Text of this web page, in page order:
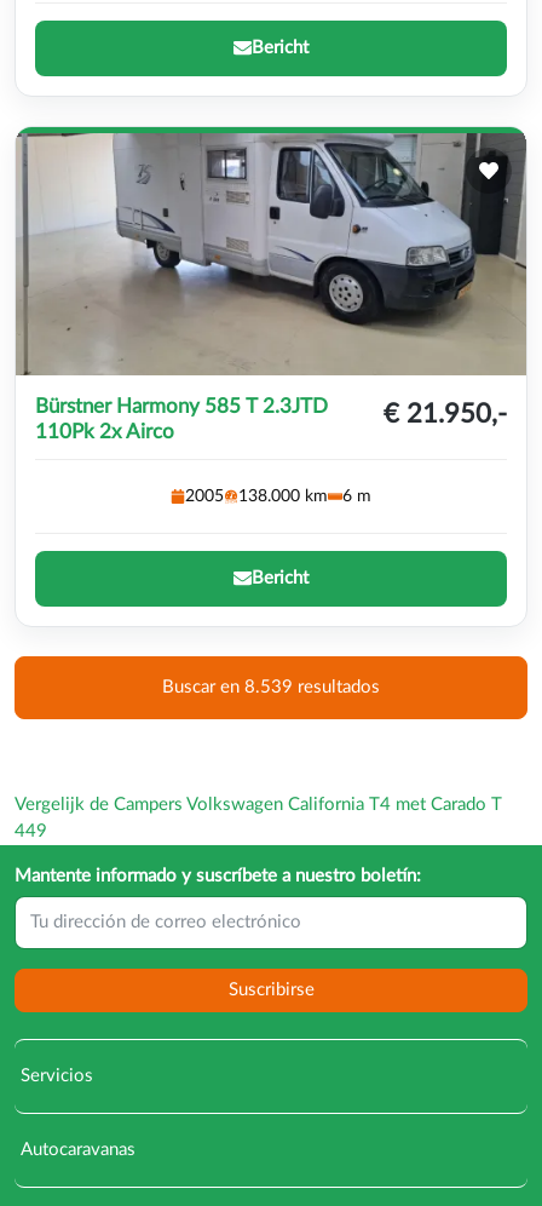
Bericht
Bürstner Harmony 585 T 2.3JTD
110Pk 2x Airco
€ 21.950,-
2005 138.000 km 6 m
Bericht
Buscar en 8.539 resultados
Vergelijk de Campers Volkswagen California T4 met Carado T
449
Mantente informado y suscríbete a nuestro boletín:
Suscribirse
Servicios
Autocaravanas